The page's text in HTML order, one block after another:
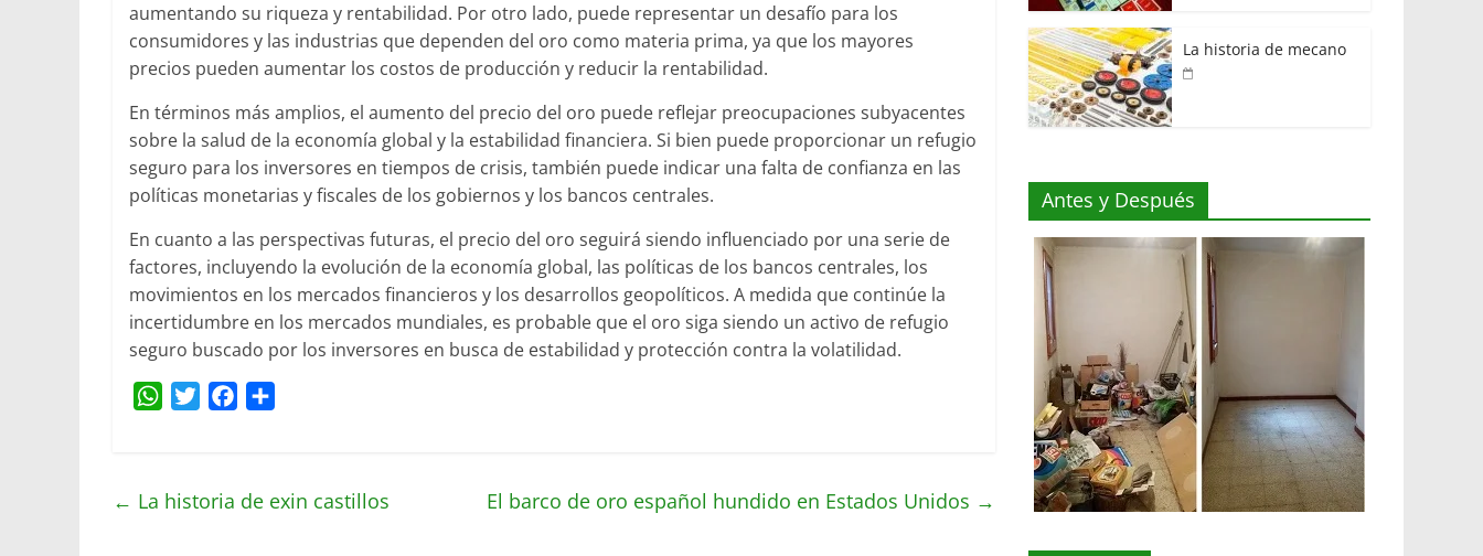
aumentando su riqueza y rentabilidad. Por otro lado, puede representar un desafío para los
consumidores y las industrias que dependen del oro como materia prima, ya que los mayores
precios pueden aumentar los costos de producción y reducir la rentabilidad.
En términos más amplios, el aumento del precio del oro puede reflejar preocupaciones subyacentes
sobre la salud de la economía global y la estabilidad financiera. Si bien puede proporcionar un refugio
seguro para los inversores en tiempos de crisis, también puede indicar una falta de confianza en las
políticas monetarias y fiscales de los gobiernos y los bancos centrales.
En cuanto a las perspectivas futuras, el precio del oro seguirá siendo influenciado por una serie de
factores, incluyendo la evolución de la economía global, las políticas de los bancos centrales, los
movimientos en los mercados financieros y los desarrollos geopolíticos. A medida que continúe la
incertidumbre en los mercados mundiales, es probable que el oro siga siendo un activo de refugio
seguro buscado por los inversores en busca de estabilidad y protección contra la volatilidad.
W
s
t
b
a
← La historia de exin castillos El barco de oro español hundido en Estados Unidos →
La historia de mecano
Antes y Después